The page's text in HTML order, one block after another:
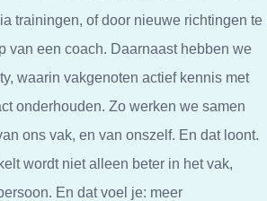
trainingen, of door nieuwe richtingen te
van een coach. Daarnaast hebben we
waarin vakgenoten actief kennis met
onderhouden. Zo werken we samen
ons vak, en van onszelf. En dat loont.
wordt niet alleen beter in het vak,
En dat voel je: meer